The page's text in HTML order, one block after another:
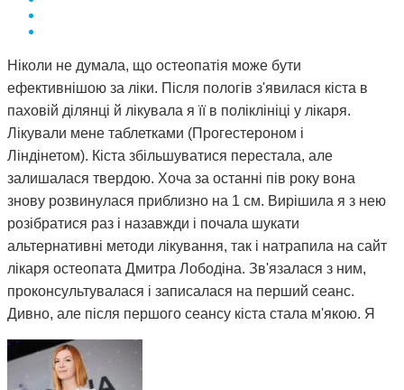
Ніколи не думала, що остеопатія може бути
ефективнішою за ліки. Після пологів з'явилася кіста в
паховій ділянці й лікувала я її в поліклініці у лікаря.
Лікували мене таблетками (Прогестероном і
Ліндінетом). Кіста збільшуватися перестала, але
залишалася твердою. Хоча за останні пів року вона
знову розвинулася приблизно на 1 см. Вирішила я з нею
розібратися раз і назавжди і почала шукати
альтернативні методи лікування, так і натрапила на сайт
лікаря остеопата Дмитра Лободіна. Зв'язалася з ним,
проконсультувалася і записалася на перший сеанс.
Дивно, але після першого сеансу кіста стала м'якою. Я
почала відвідувати сеанси за призначенням Дмитра і
через 3 місяці вона повністю розсмокталася. Як це
працює, взагалі не розумію. Те, чого ліки не змогли